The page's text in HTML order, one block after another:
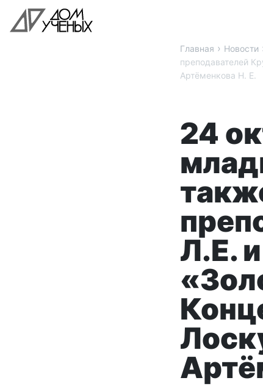
Главная › Новости
преподавателей
Артёменкова Н. Е.
24
Л.Е.